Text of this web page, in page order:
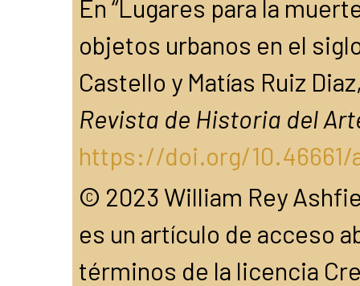
En “Lugares para la
objetos urbanos en el
Castello y Matías Ruiz
Revista de Historia del
https://doi.org/10.46661/
© 2023 William Rey
es un artículo de acceso
términos de la licencia